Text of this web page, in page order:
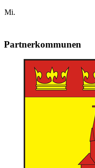
Mi.
Partnerkommunen